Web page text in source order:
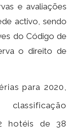
e avaliações
activo, sendo
do Código de
o direito de
para 2020,
hotéis de 38